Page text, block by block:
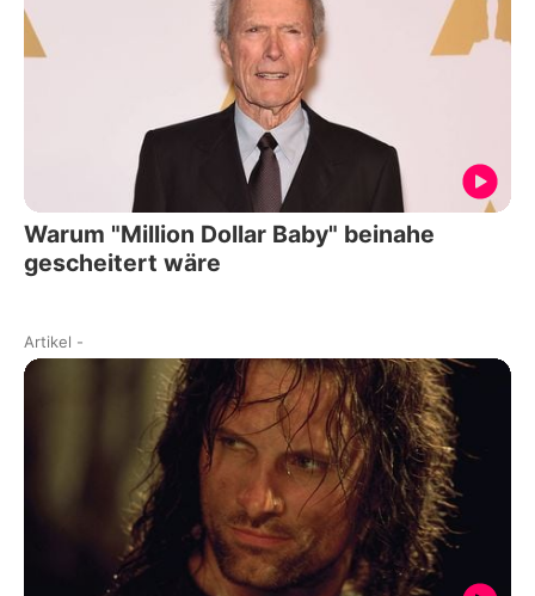
Warum "Million Dollar Baby" beinahe
gescheitert wäre
Artikel -